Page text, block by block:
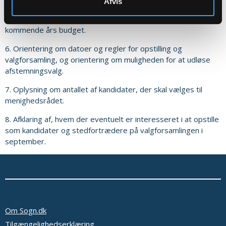
5. Redegørelse for det seneste års regnskab samt det
kommende års budget.
6. Orientering om datoer og regler for opstilling og
valgforsamling, og orientering om muligheden for at udløse
afstemningsvalg.
7. Oplysning om antallet af kandidater, der skal vælges til
menighedsrådet.
8. Afklaring af, hvem der eventuelt er interesseret i at opstille
som kandidater og stedfortrædere på valgforsamlingen i
september.
Om Sogn.dk
Tilgængelighedserklæring